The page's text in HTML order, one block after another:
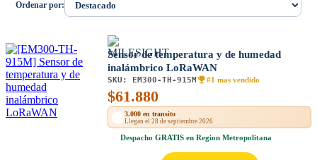
Ordenar por:
Sensor de temperatura y de humedad
inalámbrico LoRaWAN
SKU: EM300-TH-915M #1 mas vendido
$61.880
3.000 en transito
Llegan el 28 de septiembre 2026
Despacho GRATIS en Region Metropolitana